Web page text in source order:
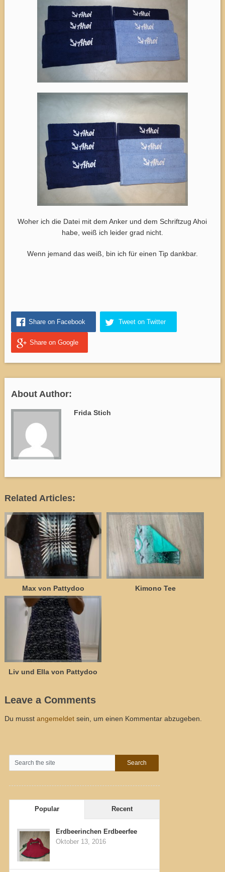
Woher ich die Datei mit dem Anker und dem Schriftzug Ahoi
habe, weiß ich leider grad nicht.
Wenn jemand das weiß, bin ich für einen Tip dankbar.
Share on Facebook Tweet on Twitter
Share on Google
About Author:
Frida Stich
Related Articles:
Max von Pattydoo Kimono Tee
Liv und Ella von Pattydoo
Leave a Comments
Du musst angemeldetsein, um einen Kommentar abzugeben.
Popular Recent
Erdbeerinchen Erdbeerfee
Oktober 13, 2016